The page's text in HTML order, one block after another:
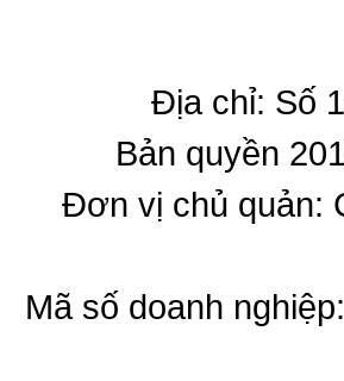
Địa chỉ: Số
Bản quyền
Đơn vị chủ quản:
Mã số doanh